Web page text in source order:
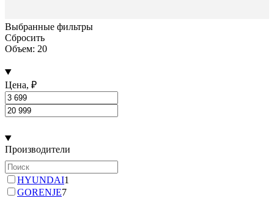
Выбранные фильтры
Сбросить
Объем: 20
Цена, ₽
Производители
HYUNDAI1
GORENJE7